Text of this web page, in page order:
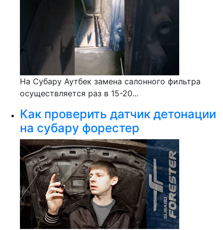
На Субару Аутбек замена салонного фильтра
осуществляется раз в 15-20...
Как проверить датчик детонации
на субару форестер